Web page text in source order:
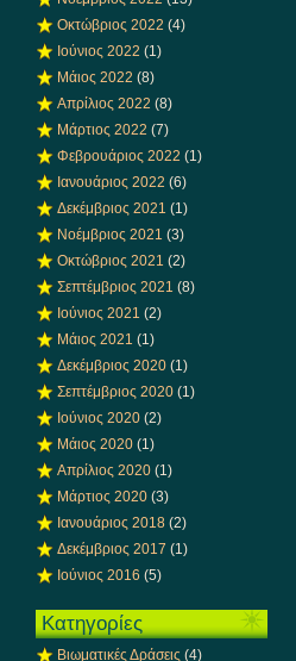
Οκτώβριος 2022 (4)
Ιούνιος 2022 (1)
Μάιος 2022 (8)
Απρίλιος 2022 (8)
Μάρτιος 2022 (7)
Φεβρουάριος 2022 (1)
Ιανουάριος 2022 (6)
Δεκέμβριος 2021 (1)
Νοέμβριος 2021 (3)
Οκτώβριος 2021 (2)
Σεπτέμβριος 2021 (8)
Ιούνιος 2021 (2)
Μάιος 2021 (1)
Δεκέμβριος 2020 (1)
Σεπτέμβριος 2020 (1)
Ιούνιος 2020 (2)
Μάιος 2020 (1)
Απρίλιος 2020 (1)
Μάρτιος 2020 (3)
Ιανουάριος 2018 (2)
Δεκέμβριος 2017 (1)
Ιούνιος 2016 (5)
Κατηγορίες
Βιωματικές Δράσεις (4)